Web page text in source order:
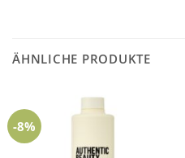
ÄHNLICHE PRODUKTE
-8%